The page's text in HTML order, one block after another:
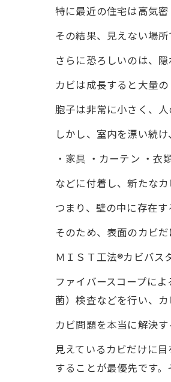
特に最近の住宅は高気
その結果、見えない場
さらに恐ろしいのは、
カビは成長すると大量
胞子は非常に小さく、人
しかし、室内を漂い続け、
・家具 ・カーテン ・衣
などに付着し、新たなカ
つまり、壁の中に存在
そのため、表面のカビ
ＭＩＳＴ工法®カビバス
ファイバースコープに
菌）検査などを行い、
カビ問題を本当に解決
見えているカビだけに
することが最優先です